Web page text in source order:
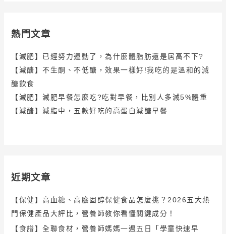
熱門文章
【減肥】已經努力運動了，為什麼體脂肪還是居高不下?
【減醣】不生酮、不低醣，效果一樣好!我吃的是溫和的減
醣飲食
【減肥】減肥早餐怎麼吃?吃對早餐，比別人多減5%體重
【減醣】減脂中，五款好吃的高蛋白減醣早餐
近期文章
【保健】高血糖、高膽固醇保健食品怎麼挑？2026五大熱
門保健產品大評比，營養師教你看懂關鍵成分！
【食譜】全聯食材，營養師媽媽一週五日「學童快速早